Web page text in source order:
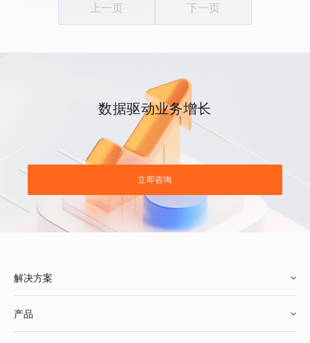
上一页 下一页
数据驱动业务增长
立即咨询
解决方案
产品